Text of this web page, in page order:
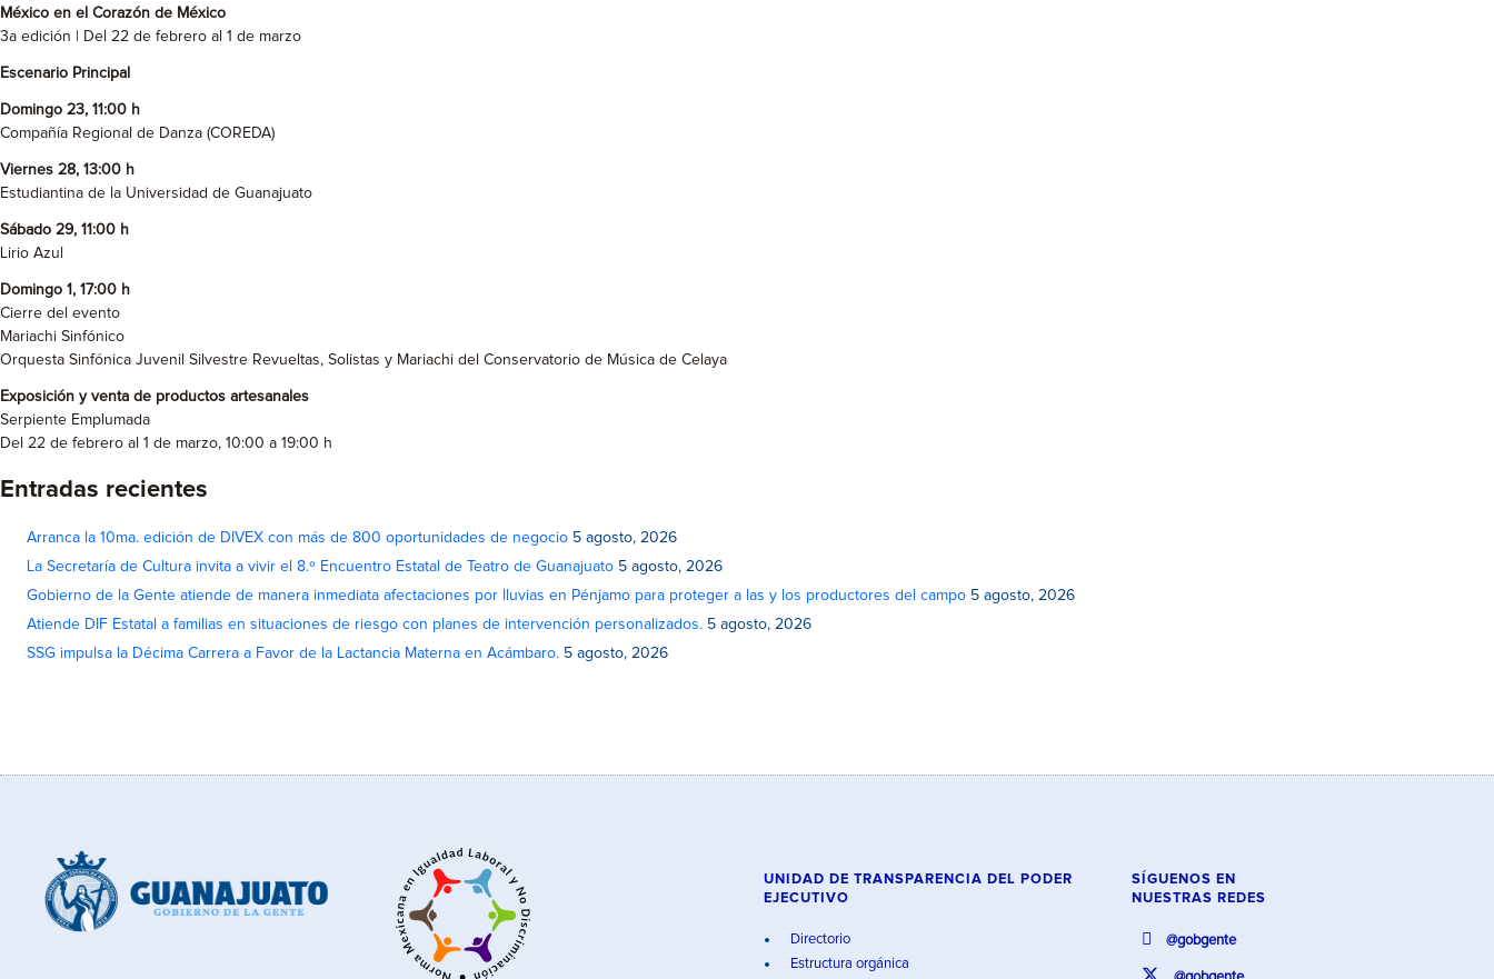
México en el Corazón de México
3a edición | Del 22 de febrero al 1 de marzo
Escenario Principal
Domingo 23, 11:00 h
Compañía Regional de Danza (COREDA)
Viernes 28, 13:00 h
Estudiantina de la Universidad de Guanajuato
Sábado 29, 11:00 h
Lirio Azul
Domingo 1, 17:00 h
Cierre del evento
Mariachi Sinfónico
Orquesta Sinfónica Juvenil Silvestre Revueltas, Solistas y Mariachi del Conservatorio de Música de Celaya
Exposición y venta de productos artesanales
Serpiente Emplumada
Del 22 de febrero al 1 de marzo, 10:00 a 19:00 h
Entradas recientes
Arranca la 10ma. edición de DIVEX con más de 800 oportunidades de negocio 5 agosto, 2026
La Secretaría de Cultura invita a vivir el 8.º Encuentro Estatal de Teatro de Guanajuato 5 agosto, 2026
Gobierno de la Gente atiende de manera inmediata afectaciones por lluvias en Pénjamo para proteger a las y los productores del campo 5 agosto, 2026
Atiende DIF Estatal a familias en situaciones de riesgo con planes de intervención personalizados. 5 agosto, 2026
SSG impulsa la Décima Carrera a Favor de la Lactancia Materna en Acámbaro. 5 agosto, 2026
UNIDAD DE TRANSPARENCIA DEL PODER
EJECUTIVO
Directorio
Estructura orgánica
SÍGUENOS EN
NUESTRAS REDES
@gobgente